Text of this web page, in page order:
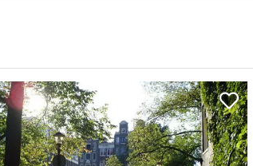
Bekijk
Walking
Dinner